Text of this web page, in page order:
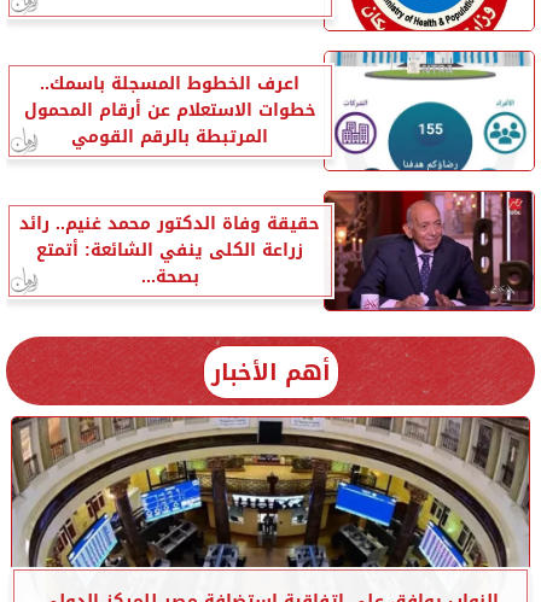
اعرف الخطوط المسجلة باسمك..
خطوات الاستعلام عن أرقام المحمول
المرتبطة بالرقم القومي
حقيقة وفاة الدكتور محمد غنيم.. رائد
زراعة الكلى ينفي الشائعة: أتمتع
بصحة...
أهم الأخبار